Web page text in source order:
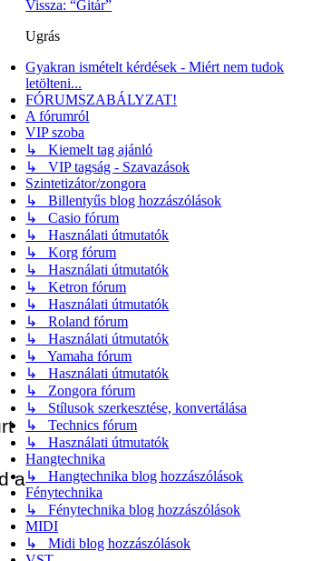
a
Vissza: “Gitár”
Ugrás
Gyakran ismételt kérdések - Miért nem tudok
letölteni...
FÓRUMSZABÁLYZAT!
A fórumról
VIP szoba
↳ Kiemelt tag ajánló
↳ VIP tagság - Szavazások
Szintetizátor/zongora
↳ Billentyűs blog hozzászólások
↳ Casio fórum
↳ Használati útmutatók
↳ Korg fórum
↳ Használati útmutatók
↳ Ketron fórum
↳ Használati útmutatók
↳ Roland fórum
↳ Használati útmutatók
↳ Yamaha fórum
↳ Használati útmutatók
↳ Zongora fórum
↳ Stílusok szerkesztése, konvertálása
↳ Technics fórum
↳ Használati útmutatók
Hangtechnika
↳ Hangtechnika blog hozzászólások
Fénytechnika
↳ Fénytechnika blog hozzászólások
MIDI
↳ Midi blog hozzászólások